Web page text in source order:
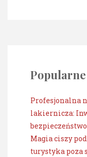
Profesjonalna
lakiernicza:
Magia ciszy
turystyka poza